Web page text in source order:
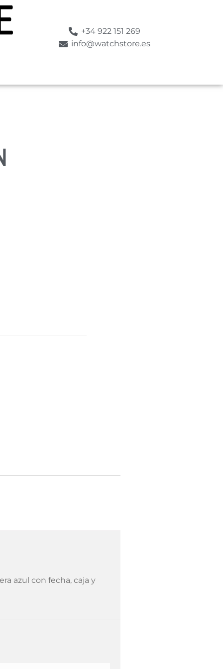
+34 922 151 269
info@watchstore.es
azul con fecha, caja y